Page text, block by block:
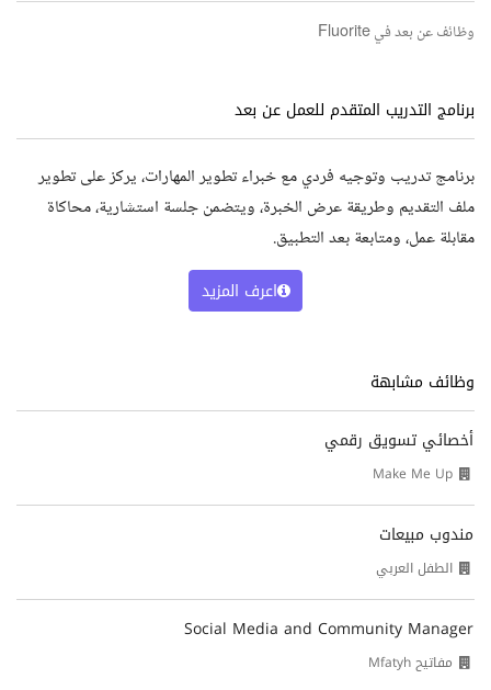
وظائف عن بعد في Fluorite
برنامج التدريب المتقدم للعمل عن بعد
برنامج تدريب وتوجيه فردي مع خبراء تطوير المهارات، يركز على تطوير
ملف التقديم وطريقة عرض الخبرة، ويتضمن جلسة استشارية، محاكاة
مقابلة عمل، ومتابعة بعد التطبيق.
اعرف المزيد
وظائف مشابهة
أخصائي تسويق رقمي
Make Me Up
مندوب مبيعات
الطفل العربي
Social Media and Community Manager
مفاتيح Mfatyh